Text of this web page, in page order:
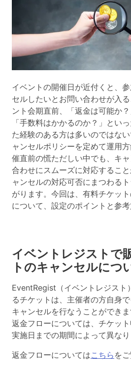
イベントの開催日が近付くと、
セルしたいとお問い合わせが入
ント会期直前、「返金は可能か？
「手数料はかかるのか？」とい
た経験のある方は多いのではな
ャンセルポリシーを定めて運用
催直前の慌ただしい中でも、キ
合わせにスムーズに対応するこ
ャンセルの対応可否にまつわる
がります。今回は、有料チケッ
について、設定のポイントと参考
イベントレジストで
トのキャンセルにつ
EventRegist（イベントレジスト
るチケットは、主催者の方自身
キャンセルを行なうことができ
返金フローについては、チケッ
実施日までの期間によって異なり
返金フローについてはこちら を